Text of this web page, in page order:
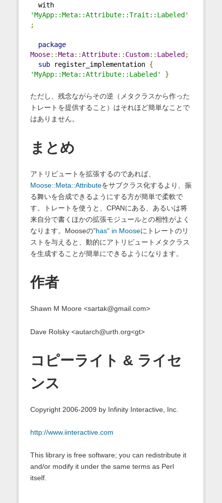
with
'MyApp::Meta::Attribute::Trait::Labeled'
;
package
Moose::Meta::Attribute:: Custom:: Labeled ;
sub register_implementation {
'MyApp::Meta::Attribute::Labeled'
}
ただし、残念ながらその逆（メタクラスから作った
トレートを提供すること）はそれほど簡単なことで
はありません。
まとめ
アトリビュートを拡張するのであれば、
Moose::Meta::Attributeをサブクラス化するより、振
る舞いを合成できるようにする方が簡単で柔軟で
す。トレートを使うと、CPANにある、あるいは将
来自分で書くほかの拡張モジュールとの相性がよく
なります。Mooseの"has" in Mooseにトレートのリ
ストを与えると、動的にアトリビュートメタクラス
を生成することが簡単にできるようになります。
作者
Shawn M Moore <sartak@gmail.com>
Dave Rolsky <autarch@urth.org<gt>
コピーライト & ライセ
ンス
Copyright 2006-2009 by Infinity Interactive, Inc.
http://www.iinteractive.com
This library is free software; you can redistribute it
and/or modify it under the same terms as Perl
itself.